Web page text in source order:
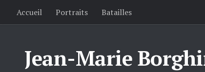
Skip to content
Accueil Portraits Batailles
Jean-Marie